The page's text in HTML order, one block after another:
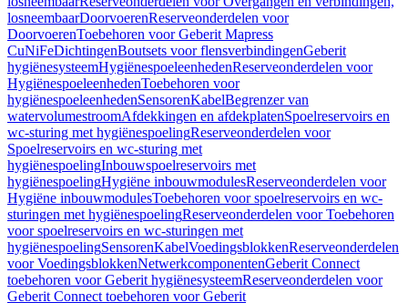
losneembaarDoorvoerenReserveonderdelen voor
DoorvoerenToebehoren voor Geberit Mapress
CuNiFeDichtingenBoutsets voor flensverbindingenGeberit
hygiënesysteemHygiënespoeleenhedenReserveonderdelen voor
HygiënespoeleenhedenToebehoren voor
hygiënespoeleenhedenSensorenKabelBegrenzer van
watervolumestroomAfdekkingen en afdekplatenSpoelreservoirs en
wc-sturing met hygiënespoelingReserveonderdelen voor
Spoelreservoirs en wc-sturing met
hygiënespoelingInbouwspoelreservoirs met
hygiënespoelingHygiëne inbouwmodulesReserveonderdelen voor
Hygiëne inbouwmodulesToebehoren voor spoelreservoirs en wc-
sturingen met hygiënespoelingReserveonderdelen voor Toebehoren
voor spoelreservoirs en wc-sturingen met
hygiënespoelingSensorenKabelVoedingsblokkenReserveonderdelen
voor VoedingsblokkenNetwerkcomponentenGeberit Connect
toebehoren voor Geberit hygiënesysteemReserveonderdelen voor
Geberit Connect toebehoren voor Geberit